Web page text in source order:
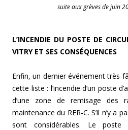
suite aux grèves de juin
L’INCENDIE DU POSTE DE
VITRY ET SES CONSÉQUENCES
Enfin, un dernier événement très
cette liste : l’incendie d’un poste
d’une zone de remisage des
maintenance du RER-C. S’il n’y a
sont considérables. Le poste